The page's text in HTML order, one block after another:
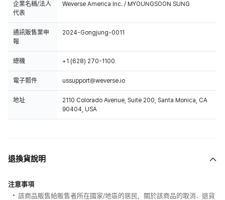
企業名稱/法人
代表
Weverse America Inc. / MYOUNGSOON SUNG
通訊販售業申
報
2024-Gongjung-0011
總機 +1 (628) 270-1100
電子郵件 ussupport@weverse.io
地址
2110 Colorado Avenue, Suite 200, Santa Monica, CA
90404, USA
退換貨說明
注意事項
該商品販售給販售者所在國家/地區的居民，關於該商品的取消、退貨